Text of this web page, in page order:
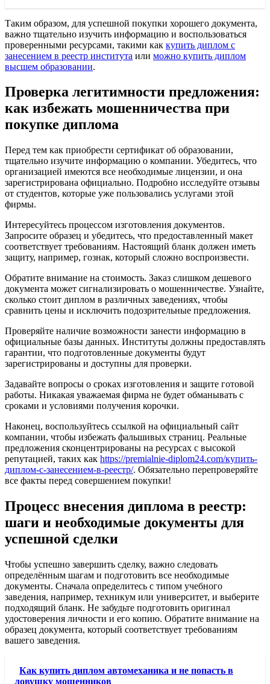
Таким образом, для успешной покупки хорошего документа,
важно тщательно изучить информацию и воспользоваться
проверенными ресурсами, такими как купить диплом с
занесением в реестр института или можно купить диплом
высшем образовании.
Проверка легитимности предложения:
как избежать мошенничества при
покупке диплома
Перед тем как приобрести сертификат об образовании,
тщательно изучите информацию о компании. Убедитесь, что
организацией имеются все необходимые лицензии, и она
зарегистрирована официально. Подробно исследуйте отзывы
от студентов, которые уже пользовались услугами этой
фирмы.
Интересуйтесь процессом изготовления документов.
Запросите образец и убедитесь, что предоставленный макет
соответствует требованиям. Настоящий бланк должен иметь
защиту, например, гознак, который сложно воспроизвести.
Обратите внимание на стоимость. Заказ слишком дешевого
документа может сигнализировать о мошенничестве. Узнайте,
сколько стоит диплом в различных заведениях, чтобы
сравнить цены и исключить подозрительные предложения.
Проверяйте наличие возможности занести информацию в
официальные базы данных. Институты должны предоставлять
гарантии, что подготовленные документы будут
зарегистрированы и доступны для проверки.
Задавайте вопросы о сроках изготовления и защите готовой
работы. Никакая уважаемая фирма не будет обманывать с
сроками и условиями получения корочки.
Наконец, воспользуйтесь ссылкой на официальный сайт
компании, чтобы избежать фальшивых страниц. Реальные
предложения сконцентрированы на ресурсах с высокой
репутацией, таких как https://premialnie-diplom24.com/купить-
диплом-с-занесением-в-реестр/. Обязательно перепроверяйте
все факты перед совершением покупки!
Процесс внесения диплома в реестр:
шаги и необходимые документы для
успешной сделки
Чтобы успешно завершить сделку, важно следовать
определённым шагам и подготовить все необходимые
документы. Сначала определитесь с типом учебного
заведения, например, техникум или университет, и выберите
подходящий бланк. Не забудьте подготовить оригинал
удостоверения личности и его копию. Обратите внимание на
образец документа, который соответствует требованиям
вашего заведения.
Как купить диплом автомеханика и не попасть в
ловушку мошенников